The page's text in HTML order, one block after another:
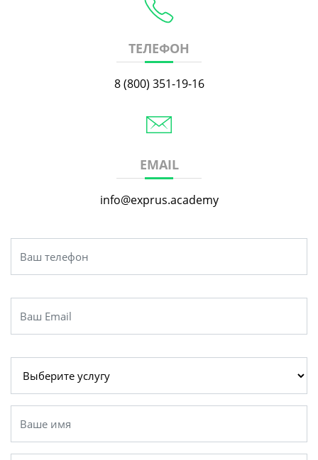
ТЕЛЕФОН
8 (800) 351-19-16
EMAIL
info@exprus.academy